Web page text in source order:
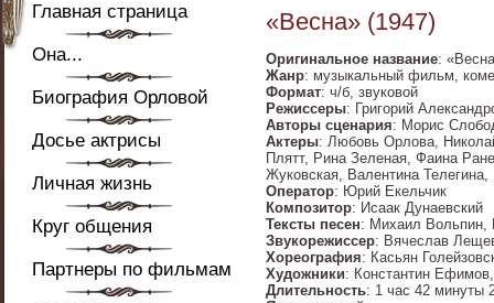
Главная страница
Она...
Биография Орловой
Досье актрисы
Личная жизнь
Круг общения
Партнеры по фильмам
«Весна» (1947)
Оригинальное название:
Жанр: музыкальный фильм,
Формат: ч/б, звуковой
Режиссеры: Григорий
Авторы сценария: Морис
Актеры: Любовь Орлова,
Плятт, Рина Зеленая, Фаина
Жуковская, Валентина
Оператор: Юрий Екельчик
Композитор: Исаак Дунаевский
Тексты песен: Михаил Вольпин,
Звукорежиссер: Вячеслав
Хореография: Касьян
Художники: Константин
Длительность: 1 час 42 минуты